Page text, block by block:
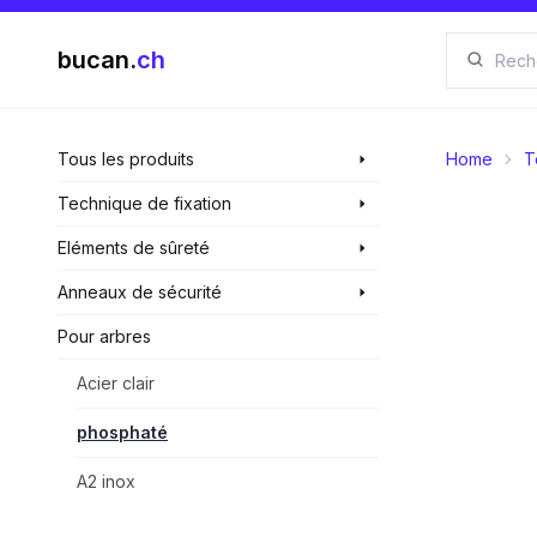
bucan.ch
Tous les produits
Technique de fixation
Eléments de sûreté
Anneaux de sécurité
Pour arbres
Acier clair
phosphaté
A2 inox
Home